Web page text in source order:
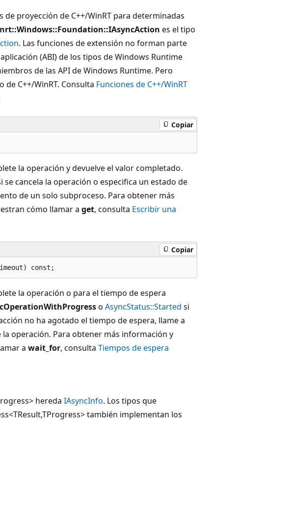
proyección de C++/WinRT para determinadas
es el tipo
. Las funciones de extensión no forman parte
(ABI) de los tipos de Windows Runtime
de las API de Windows Runtime. Pero
C++/WinRT. Consulta Funciones de C++/WinRT
Copiar
la operación y devuelve el valor completado.
cancela la operación o especifica un estado de
de un solo subproceso. Para obtener más
cómo llamar a get, consulta Escribir una
Copiar
la operación o para el tiempo de espera
o AsyncStatus::Started si
no ha agotado el tiempo de espera, llame a
operación. Para obtener más información y
a wait_for, consulta Tiempos de espera
hereda IAsyncInfo. Los tipos que
también implementan los